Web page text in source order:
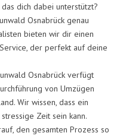
dich dabei unterstützt?
Osnabrück genau
bieten wir dir einen
der perfekt auf deine
Osnabrück verfügt
von Umzügen
Wir wissen, dass ein
Zeit sein kann.
den gesamten Prozess so